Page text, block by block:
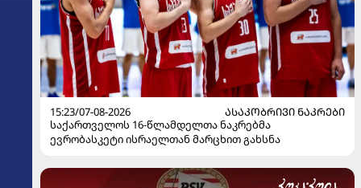
15:23/07-08-2026
ᲐᲡᲐᲙᲝᲑᲠᲘᲕᲘ ᲜᲐᲙᲠᲔᲑᲘ
საქართველოს 16-წლამდელთა ნაკრებმა
ევრობასკეტი ისრაელთან მარცხით გახსნა